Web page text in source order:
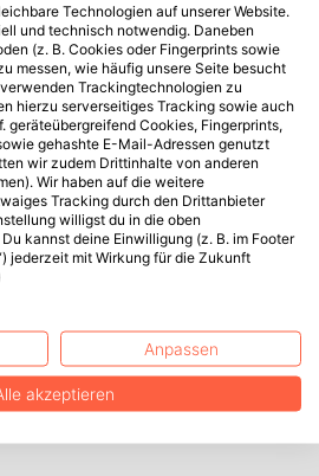
Technologien auf unserer Website.
und technisch notwendig. Daneben
(z. B. Cookies oder Fingerprints sowie
messen, wie häufig unsere Seite besucht
Trackingtechnologien zu
hierzu serverseitiges Tracking sowie auch
geräteübergreifend Cookies, Fingerprints,
gehashte E-Mail-Adressen genutzt
wir zudem Drittinhalte von anderen
Wir haben auf die weitere
Tracking durch den Drittanbieter
willigst du in die oben
kannst deine Einwilligung (z. B. im Footer
jederzeit mit Wirkung für die Zukunft
Anpassen
akzeptieren